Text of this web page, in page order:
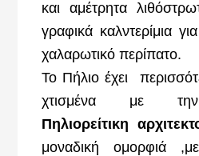
και αμέτρητα
γραφικά καλντερίμια
χαλαρωτικό περίπατο.
Το Πήλιο έχει
χτισμένα με την
Πηλιορείτικη
μοναδική ομορφιά